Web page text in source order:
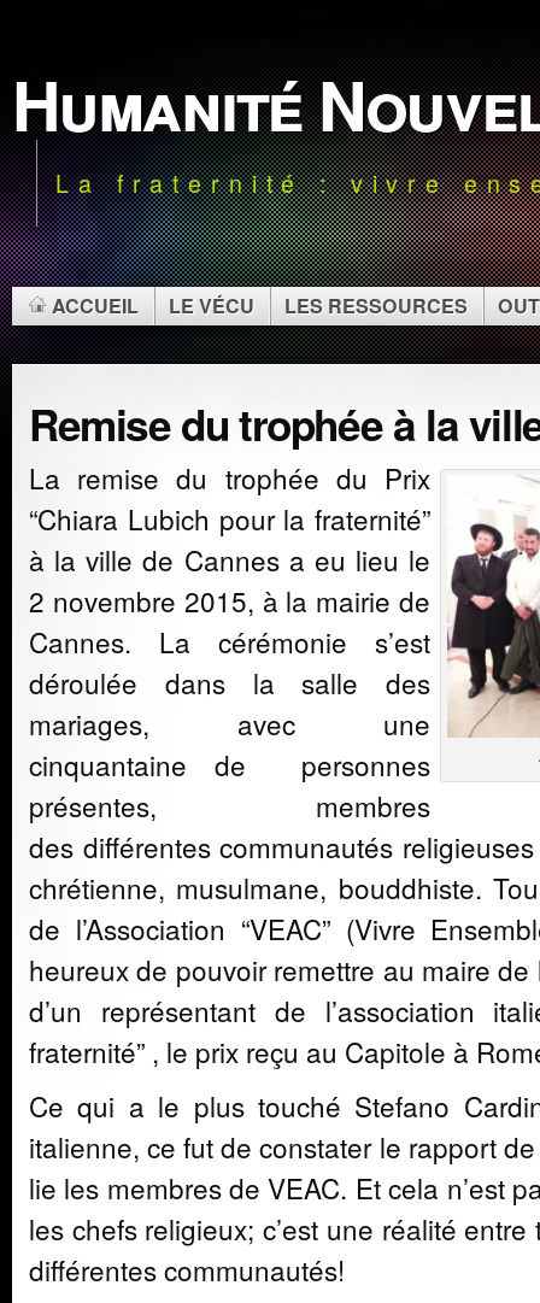
Humanité
La fraternité : vivre
ACCUEIL LE VÉCU LES RESSOURCES
Remise du trophée à la
La remise du trophée du Prix
“Chiara Lubich pour la fraternité”
à la ville de Cannes a eu lieu le
2 novembre 2015, à la mairie de
Cannes. La cérémonie s’est
déroulée dans la salle des
mariages, avec une
cinquantaine de personnes
présentes, membres
des différentes communautés
chrétienne, musulmane, bouddhiste.
de l’Association “VEAC” (Vivre
heureux de pouvoir remettre au maire
d’un représentant de l’association
fraternité” , le prix reçu au Capitole à
Ce qui a le plus touché Stefano
italienne, ce fut de constater le rapport
lie les membres de VEAC. Et cela n’est
les chefs religieux; c’est une réalité
différentes communautés!